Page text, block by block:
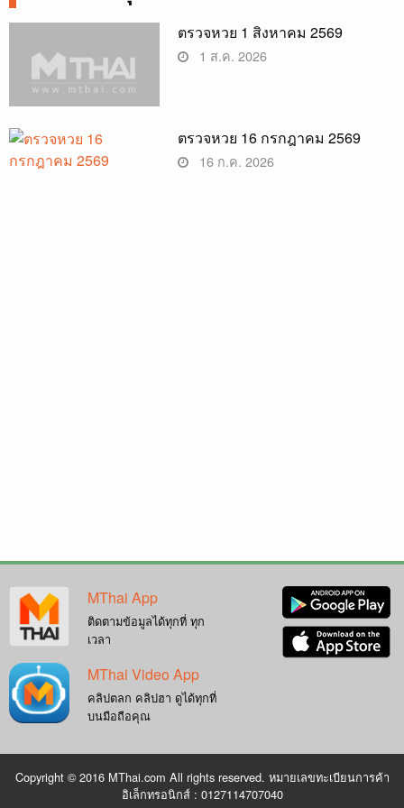
ตรวจหวย 1 สิงหาคม 2569
1 ส.ค. 2026
ตรวจหวย 16 กรกฎาคม 2569
16 ก.ค. 2026
MThai App
ติดตามข้อมูลได้ทุกที่ ทุก
เวลา
MThai Video App
คลิปตลก คลิปฮา ดูได้ทุกที่
บนมือถือคุณ
Copyright © 2016 MThai.com All rights reserved. หมายเลขทะเบียนการค้า
อิเล็กทรอนิกส์ : 0127114707040